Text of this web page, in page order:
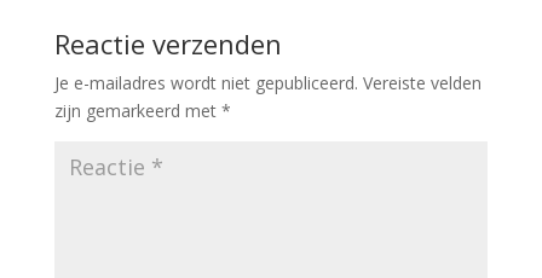
Reactie verzenden
Je e-mailadres wordt niet gepubliceerd. Vereiste velden
zijn gemarkeerd met *